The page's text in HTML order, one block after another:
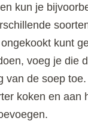
kun je
kunt
voeg je die
van de soep
koken en aan